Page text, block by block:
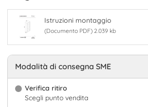
Istruzioni montaggio
(Documento PDF) 2.039 kb
Modalità di consegna SME
Verifica ritiro
Scegli punto vendita